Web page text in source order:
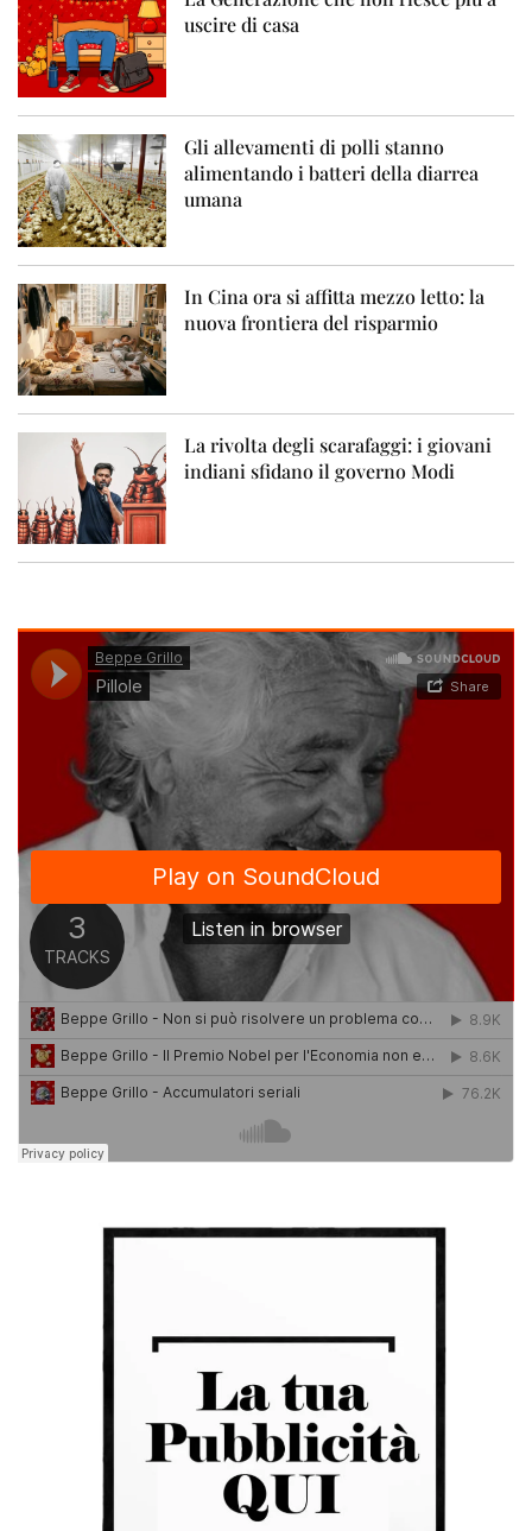
uscire di casa
Gli allevamenti di polli stanno
alimentando i batteri della diarrea
umana
In Cina ora si affitta mezzo letto: la
nuova frontiera del risparmio
La rivolta degli scarafaggi: i giovani
indiani sfidano il governo Modi